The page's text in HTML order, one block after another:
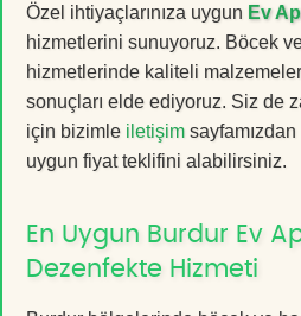
Özel ihtiyaçlarınıza uygun Ev
hizmetlerini sunuyoruz. Böcek
hizmetlerinde kaliteli
sonuçları elde ediyoruz. Siz de
için bizimle iletişim
uygun fiyat teklifini alabilirsiniz.
En Uygun Burdur Ev
Dezenfekte Hizmeti